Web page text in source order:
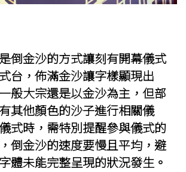
倒金沙的方式讓刻有開幕儀式
台，佈滿金沙讓字樣顯現出
般大宗還是以金沙為主，但部
其他顏色的沙子進行相關儀
式時，需特別提醒參與儀式的
倒金沙的速度要慢且平均，避
體未能完整呈現的狀況發生。